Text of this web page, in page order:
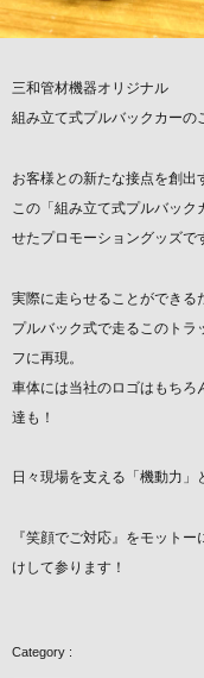
三和管材機器オリジナル
組み立て式プルバックカーの
お客様との新たな接点を創出
この「組み立て式プルバック
せたプロモーショングッズで
実際に走らせることができる
プルバック式で走るこのトラ
フに再現。
車体には当社のロゴはもちろ
達も！
日々現場を支える「機動力」
『笑顔でご対応』をモット
けして参ります！